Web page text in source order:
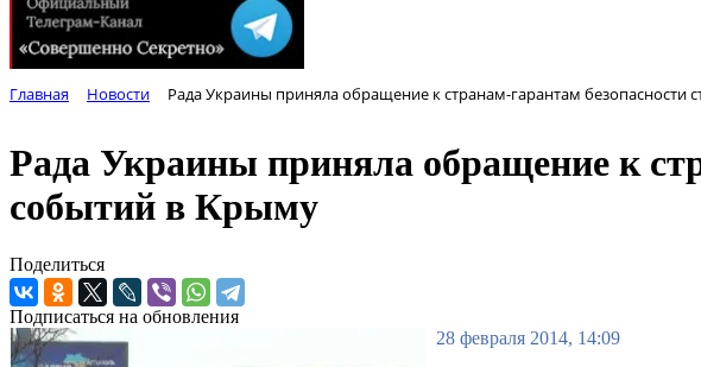
Главная Новости Рада Украины приняла обращение к странам-гарантам безопасности
Рада Украины приняла обращение к
событий в Крыму
Поделиться
Подписаться на обновления
28 февраля 2014, 14:09